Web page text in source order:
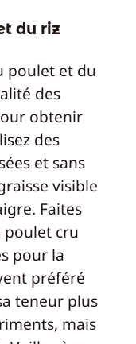
du riz
poulet et du
des
obtenir
des
et sans
visible
Faites
poulet cru
pour la
préféré
teneur plus
mais